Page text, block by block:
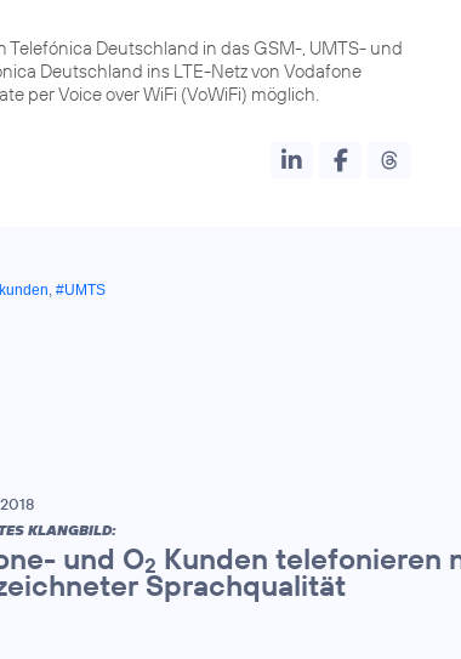
Telefónica Deutschland in das GSM-, UMTS- und
Deutschland ins LTE-Netz von Vodafone
per Voice over WiFi (VoWiFi) möglich.
, #UMTS
KLANGBILD:
und O2 Kunden telefonieren
Sprachqualität